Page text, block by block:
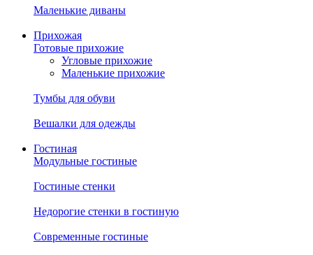
Маленькие диваны
Прихожая
Готовые прихожие
Угловые прихожие
Маленькие прихожие
Тумбы для обуви
Вешалки для одежды
Гостиная
Модульные гостиные
Гостиные стенки
Недорогие стенки в гостиную
Современные гостиные